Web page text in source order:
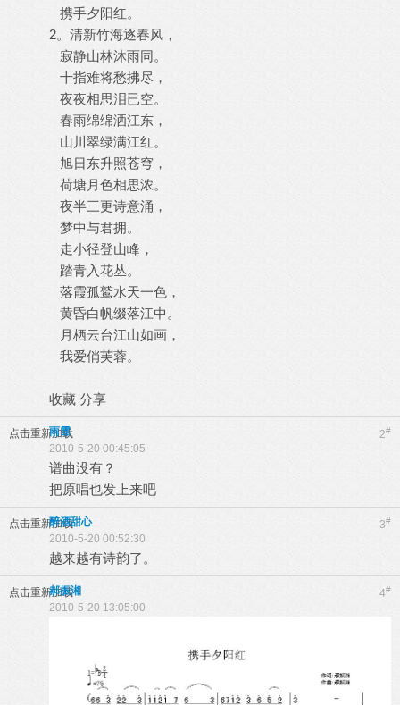
携手夕阳红。
2。清新竹海逐春风，
寂静山林沐雨同。
十指难将愁拂尽，
夜夜相思泪已空。
春雨绵绵洒江东，
山川翠绿满江红。
旭日东升照苍穹，
荷塘月色相思浓。
夜半三更诗意涌，
梦中与君拥。
走小径登山峰，
踏青入花丛。
落霞孤鹫水天一色，
黄昏白帆缀落江中。
月栖云台江山如画，
我爱俏芙蓉。
收藏 分享
点击重新加载 2#
雨霏
2010-5-20 00:45:05
谱曲没有？
把原唱也发上来吧
点击重新加载 3#
醉酒甜心
2010-5-20 00:52:30
越来越有诗韵了。
点击重新加载 4#
郝振湘
2010-5-20 13:05:00